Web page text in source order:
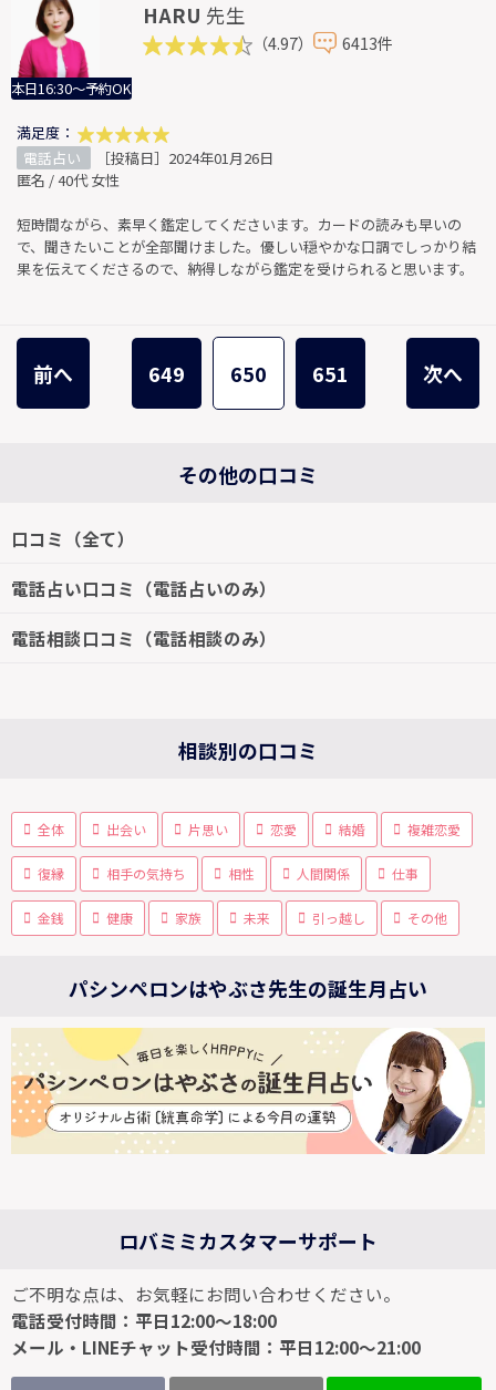
本日16:30～予約OK
HARU 先生
（4.97） 6413件
満足度：
電話占い
［投稿日］2024年01月26日
匿名 / 40代 女性
短時間ながら、素早く鑑定してくださいます。カードの読みも早いの
で、聞きたいことが全部聞けました。優しい穏やかな口調でしっかり結
果を伝えてくださるので、納得しながら鑑定を受けられると思います。
前へ 649 650 651 次へ
その他の口コミ
口コミ（全て）
電話占い口コミ（電話占いのみ）
電話相談口コミ（電話相談のみ）
相談別の口コミ
全体 出会い 片思い 恋愛 結婚 複雑恋愛
復縁 相手の気持ち 相性 人間関係 仕事
金銭 健康 家族 未来 引っ越し その他
パシンペロンはやぶさ先生の誕生月占い
ロバミミカスタマーサポート
ご不明な点は、お気軽にお問い合わせください。
電話受付時間：平日12:00～18:00
メール・LINEチャット受付時間：平日12:00～21:00